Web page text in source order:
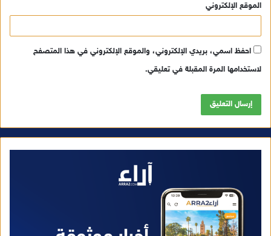
الموقع الإلكتروني
احفظ اسمي، بريدي الإلكتروني، والموقع الإلكتروني في هذا المتصفح
لاستخدامها المرة المقبلة في تعليقي.